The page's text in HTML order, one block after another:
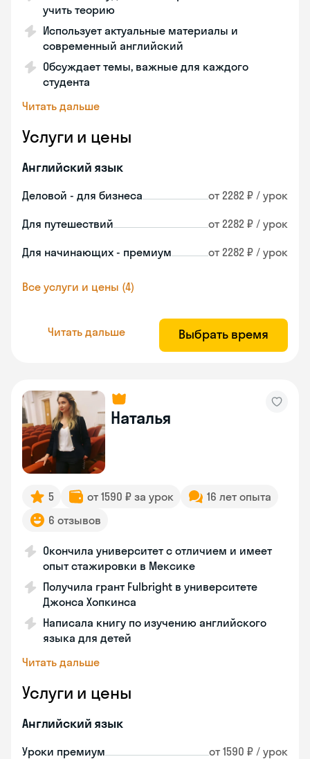
учить теорию
Использует актуальные материалы и
современный английский
Обсуждает темы, важные для каждого
студента
Читать дальше
Услуги и цены
Английский язык
Деловой - для бизнеса от 2282 ₽ / урок
Для путешествий от 2282 ₽ / урок
Для начинающих - премиум от 2282 ₽ / урок
Все услуги и цены (4)
Читать дальше Выбрать время
Наталья
5 от 1590 ₽ за урок
16 лет опыта
6 отзывов
Окончила университет с отличием и имеет
опыт стажировки в Мексике
Получила грант Fulbright в университете
Джонса Хопкинса
Написала книгу по изучению английского
языка для детей
Читать дальше
Услуги и цены
Английский язык
Уроки премиум от 1590 ₽ / урок